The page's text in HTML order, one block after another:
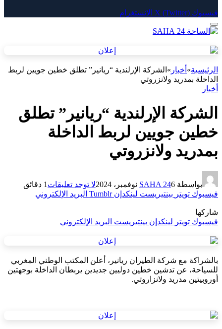
فيسبوك X (Twitter) الانستغرام
الرئيسية» أخبار » الشركة الإرلندية “ريانير” تطلق خطين جويين لربط
الداخلة بمدريد ولانزروتي
أخبار
الشركة الإرلندية “ريانير” تطلق
خطين جويين لربط الداخلة
بمدريد ولانزروتي
بواسطة SAHA 246 نوفمبر، 2024 لا توجد تعليقات 1 دقائق
فيسبوك تويتر بينتيريست لينكدإن Tumblr البريد الإلكتروني
شاركها
فيسبوك تويتر لينكدإن بينتيريست البريد الإلكتروني
بالشراكة مع شركة الطيران ريانير، أعلن المكتب الوطني المغربي
للسياحة، عن تدشين خطين دوليين جديدين يربطان الداخلة بوجهتين
أوروبيتين مدريد ولانزاروتي.